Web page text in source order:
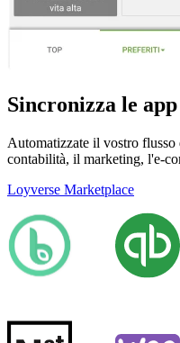
Sincronizza le
Automatizzate il vostro
contabilità, il marketing, l'e-
Loyverse Marketplace